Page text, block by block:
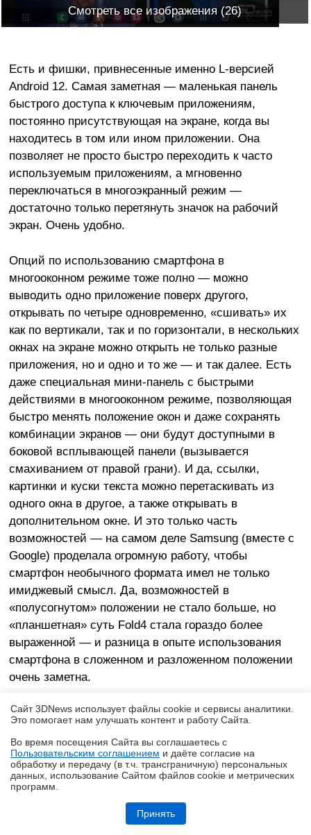
Ryzen и двухранговая DDR5: проверяем комплект G.Skill Trident Z5
Смотреть все изображения (26)
Есть и фишки, привнесенные именно L-версией
Android 12. Самая заметная — маленькая панель
быстрого доступа к ключевым приложениям,
постоянно присутствующая на экране, когда вы
находитесь в том или ином приложении. Она
позволяет не просто быстро переходить к часто
используемым приложениям, а мгновенно
переключаться в многоэкранный режим —
достаточно только перетянуть значок на рабочий
экран. Очень удобно.
Опций по использованию смартфона в
многооконном режиме тоже полно — можно
выводить одно приложение поверх другого,
открывать по четыре одновременно, «сшивать» их
как по вертикали, так и по горизонтали, в нескольких
окнах на экране можно открыть не только разные
приложения, но и одно и то же — и так далее. Есть
даже специальная мини-панель с быстрыми
действиями в многооконном режиме, позволяющая
быстро менять положение окон и даже сохранять
комбинации экранов — они будут доступными в
боковой всплывающей панели (вызывается
смахиванием от правой грани). И да, ссылки,
картинки и куски текста можно перетаскивать из
одного окна в другое, а также открывать в
дополнительном окне. И это только часть
возможностей — на самом деле Samsung (вместе с
Google) проделала огромную работу, чтобы
смартфон необычного формата имел не только
имиджевый смысл. Да, возможностей в
«полусогнутом» положении не стало больше, но
«планшетная» суть Fold4 стала гораздо более
выраженной — и разница в опыте использования
смартфона в сложенном и разложенном положении
очень заметна.
Сайт 3DNews использует файлы cookie и сервисы аналитики.
Это помогает нам улучшать контент и работу Cайта.
Во время посещения Cайта вы соглашаетесь с
Пользовательским соглашением и даёте согласие на
обработку и передачу (в т.ч. трансграничную) персональных
данных, использование Cайтом файлов cookie и метрических
программ.
Принять